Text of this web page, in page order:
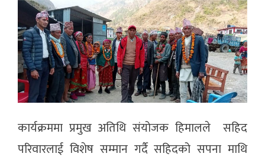
कार्यक्रममा प्रमुख अतिथि संयोजक हिमालले सहिद
परिवारलाई विशेष सम्मान गर्दै सहिदको सपना माथि